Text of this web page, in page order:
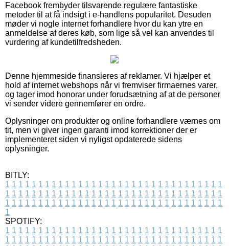
Facebook frembyder tilsvarende regulære fantastiske
metoder til at få indsigt i e-handlens popularitet. Desuden
møder vi nogle internet forhandlere hvor du kan ytre en
anmeldelse af deres køb, som lige så vel kan anvendes til
vurdering af kundetilfredsheden.
Denne hjemmeside finansieres af reklamer. Vi hjælper et
hold af internet webshops når vi fremviser firmaernes varer,
og tager imod honorar under forudsætning af at de personer
vi sender videre gennemfører en ordre.
Oplysninger om produkter og online forhandlere værnes om
tit, men vi giver ingen garanti imod korrektioner der er
implementeret siden vi nyligst opdaterede sidens
oplysninger.
BITLY:
1 1 1 1 1 1 1 1 1 1 1 1 1 1 1 1 1 1 1 1 1 1 1 1 1 1 1 1 1 1 1 1 1
1 1 1 1 1 1 1 1 1 1 1 1 1 1 1 1 1 1 1 1 1 1 1 1 1 1 1 1 1 1 1 1 1
1 1 1 1 1 1 1 1 1 1 1 1 1 1 1 1 1 1 1 1 1 1 1 1 1 1 1 1 1 1 1 1 1
1
SPOTIFY:
1 1 1 1 1 1 1 1 1 1 1 1 1 1 1 1 1 1 1 1 1 1 1 1 1 1 1 1 1 1 1 1 1
1 1 1 1 1 1 1 1 1 1 1 1 1 1 1 1 1 1 1 1 1 1 1 1 1 1 1 1 1 1 1 1 1